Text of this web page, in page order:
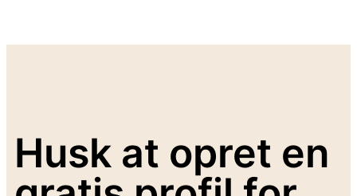
Husk at opret en